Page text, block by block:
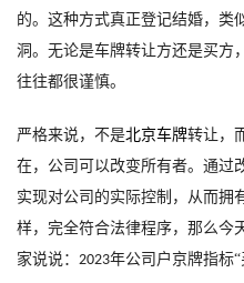
的。这种方式真正登记结婚，类
洞。无论是车牌转让方还是买方
往往都很谨慎。
严格来说，不是北京车牌转让，
在，公司可以改变所有者。通过
实现对公司的实际控制，从而拥
样，完全符合法律程序，那么今
家说说： 2023年公司户京牌指标